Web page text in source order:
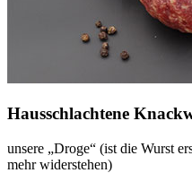
Hausschlachtene
unsere „Droge“ (ist die Wurst
mehr widerstehen)